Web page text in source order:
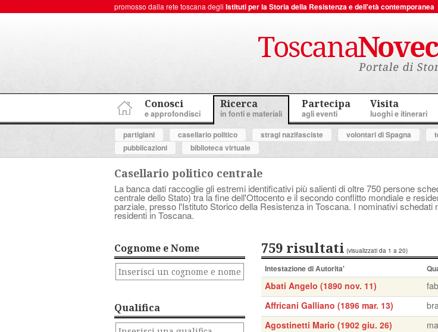
promosso dalla rete toscana degli Istituti per la Storia della Resistenza e dell'età contemporanea
Conosci
e approfondisci
Ricerca
in fonti e materiali
Partecipa
agli eventi
Visita
luoghi e itinerari
partigiani
casellario politico stragi nazifasciste volontari di Spagna
pubblicazioni
biblioteca virtuale
Casellario politico centrale
La banca dati raccoglie gli estremi identificativi più salienti di oltre 750 persone
centrale dello Stato) tra la fine dell'Ottocento e il secondo conflitto mondiale e
parziale, presso l'Istituto Storico della Resistenza in Toscana. I nominativi
residenti in Toscana.
Cognome e Nome
Qualifica
759 risultati (visualizzati da 1 a 20)
Intestazione di Autorita'
Abati Angelo (1890 nov. 11)
Affricani Galliano (1896 mar. 13)
Agostinetti Mario (1902 giu. 26)